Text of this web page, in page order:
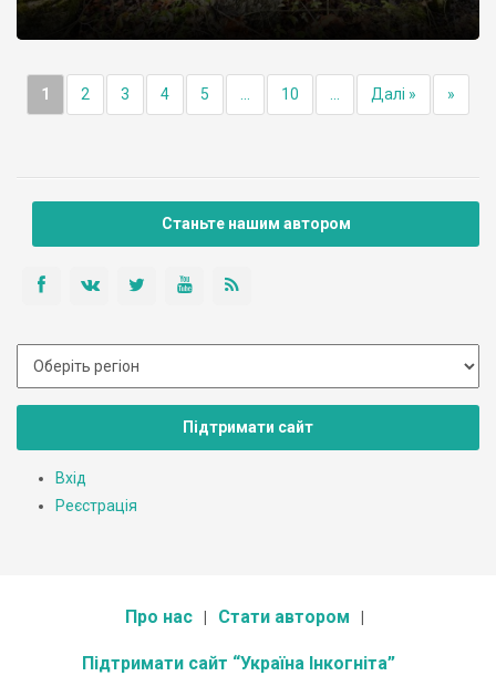
1 2 3 4 5 10 Далі » »
Станьте нашим автором
Підтримати сайт
Вхід
Реєстрація
Про нас Стати автором
Підтримати сайт “Україна Інкогніта”